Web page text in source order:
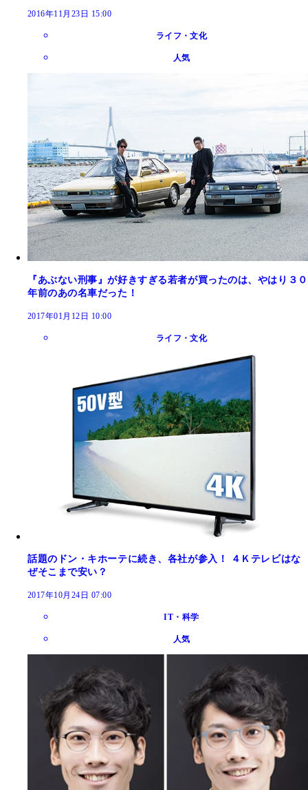
2016年11月23日 15:00
ライフ・文化
人気
『あぶない刑事』が好きすぎる若者が買ったのは、やはり３０
年前のあの名車だった！
2017年01月12日 10:00
ライフ・文化
話題のドン・キホーテに続き、各社が参入！ ４Ｋテレビはな
ぜそこまで安い？
2017年10月24日 07:00
IT・科学
人気